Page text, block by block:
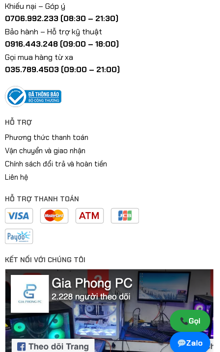
Khiếu nại – Góp ý
0706.992.233 (08:30 – 21:30)
Bảo hành – Hỗ trợ kỹ thuật
0916.443.248 (09:00 – 18:00)
Gọi mua hàng từ xa
035.789.4503 (09:00 – 21:00)
HỖ TRỢ
Phương thức thanh toán
Vận chuyển và giao nhận
Chính sách đổi trả và hoàn tiền
Liên hệ
HỖ TRỢ THANH TOÁN
KẾT NỐI VỚI CHÚNG TÔI
Gọi
Zalo